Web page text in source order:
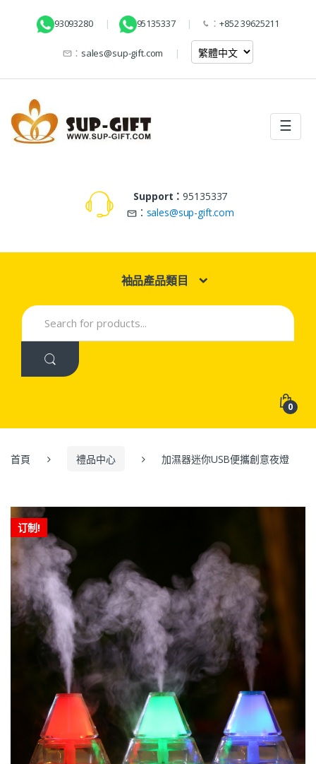
93093280 95135337 ： +852 39625211
： sales@sup-gift.com
☰
Support：95135337
： sales@sup-gift.com
袖品產品類目
Search
for:
0
首頁 禮品中心 加濕器迷你USB便攜創意夜燈
订制!